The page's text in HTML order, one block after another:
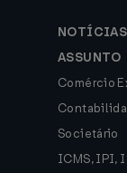
NOTÍCIAS
ASSUNTO
Comércio
Societário
ICMS, IPI,